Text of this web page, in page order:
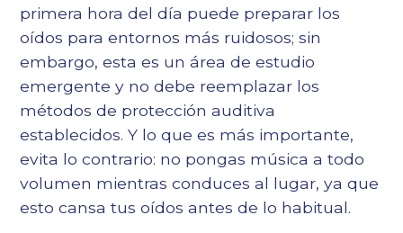
primera hora del día puede preparar los
oídos para entornos más ruidosos; sin
embargo, esta es un área de estudio
emergente y no debe reemplazar los
métodos de protección auditiva
establecidos. Y lo que es más importante,
evita lo contrario: no pongas música a todo
volumen mientras conduces al lugar, ya que
esto cansa tus oídos antes de lo habitual.